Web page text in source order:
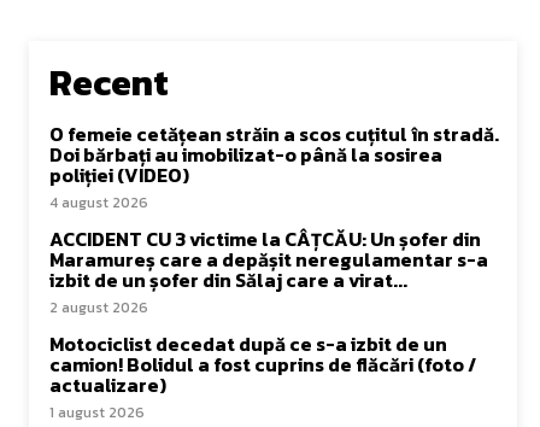
Recent
O femeie cetățean străin a scos cuțitul în stradă.
Doi bărbați au imobilizat-o până la sosirea
poliției (VIDEO)
4 august 2026
ACCIDENT CU 3 victime la CÂȚCĂU: Un șofer din
Maramureș care a depășit neregulamentar s-a
izbit de un șofer din Sălaj care a virat...
2 august 2026
Motociclist decedat după ce s-a izbit de un
camion! Bolidul a fost cuprins de flăcări (foto /
actualizare)
1 august 2026